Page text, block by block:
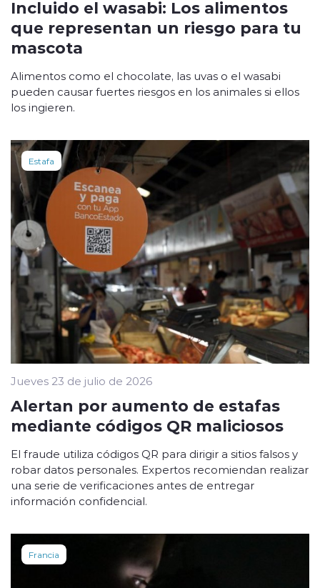
Incluido el wasabi: Los alimentos
que representan un riesgo para tu
mascota
Alimentos como el chocolate, las uvas o el wasabi
pueden causar fuertes riesgos en los animales si ellos
los ingieren.
Estafa
Jueves 23 de julio de 2026
Alertan por aumento de estafas
mediante códigos QR maliciosos
El fraude utiliza códigos QR para dirigir a sitios falsos y
robar datos personales. Expertos recomiendan realizar
una serie de verificaciones antes de entregar
información confidencial.
Francia